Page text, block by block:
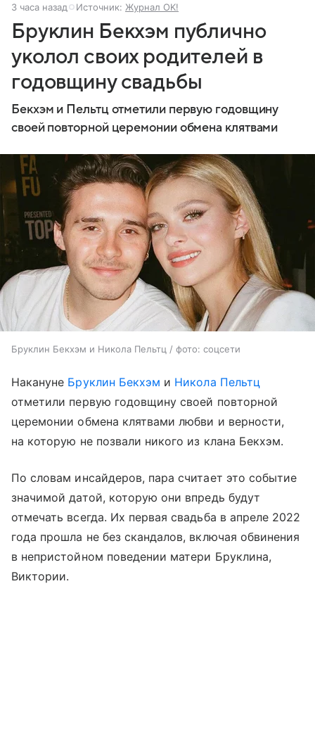
3 часа назад Источник: Журнал OK!
Бруклин Бекхэм публично
уколол своих родителей в
годовщину свадьбы
Бекхэм и Пельтц отметили первую годовщину
своей повторной церемонии обмена клятвами
Бруклин Бекхэм и Никола Пельтц / фото: соцсети
Накануне Бруклин Бекхэм и Никола Пельтц
отметили первую годовщину своей повторной
церемонии обмена клятвами любви и верности,
на которую не позвали никого из клана Бекхэм.
По словам инсайдеров, пара считает это событие
значимой датой, которую они впредь будут
отмечать всегда. Их первая свадьба в апреле 2022
года прошла не без скандалов, включая обвинения
в непристойном поведении матери Бруклина,
Виктории.